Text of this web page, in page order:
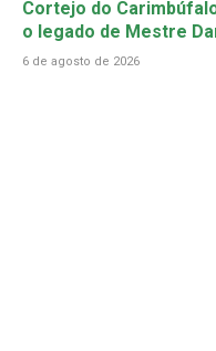
Cortejo do
o legado de Mestre
6 de agosto de 2026